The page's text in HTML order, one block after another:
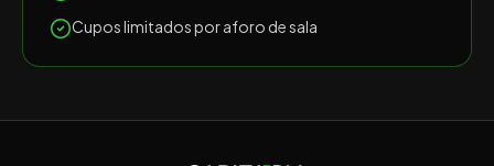
Cupos limitados por aforo de sala